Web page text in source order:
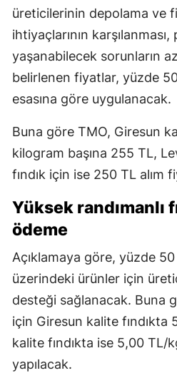
üreticilerinin depolama ve
ihtiyaçlarının
yaşanabilecek sorunların
belirlenen fiyatlar, yüzde
esasına göre uygulanacak.
Buna göre TMO, Giresun
kilogram başına 255 TL,
fındık için ise 250 TL alım
Yüksek randımanlı
ödeme
Açıklamaya göre, yüzde 50
üzerindeki ürünler için
desteği sağlanacak. Buna
için Giresun kalite fındıkta
kalite fındıkta ise 5,00 TL/
yapılacak.